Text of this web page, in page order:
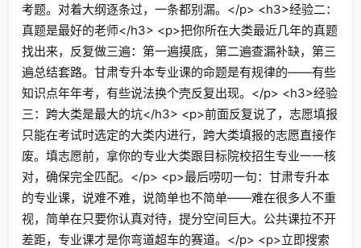
考题。对着大纲逐条过，一条都别漏。</p> <h3>经验二：
真题是最好的老师</h3> <p>把你所在大类最近几年的真题
找出来，反复做三遍：第一遍摸底，第二遍查漏补缺，第三
遍总结套路。甘肃专升本专业课的命题是有规律的——有些
知识点年年考，有些说法换个壳反复出现。</p> <h3>经验
三：跨大类是最大的坑</h3> <p>前面反复说了，志愿填报
只能在考试时选定的大类内进行，跨大类填报的志愿直接作
废。填志愿前，拿你的专业大类跟目标院校招生专业一一核
对，确保完全匹配。</p> <p>最后唠叨一句：甘肃专升本
的专业课，说难不难，说简单也不简单——难在很多人不重
视，简单在只要你认真对待，提分空间巨大。公共课拉不开
差距，专业课才是你弯道超车的赛道。</p> <p>立即搜索